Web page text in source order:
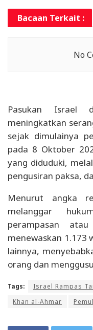
Bacaan Terkait :
No
Pasukan Israel
meningkatkan
sejak dimulainya
pada 8 Oktober
yang diduduki,
pengusiran paksa,
Menurut angka
melanggar
perampasan
menewaskan 1.173
lainnya,
orang dan
Tags:
Israel Rampas
Khan al-Ahmar